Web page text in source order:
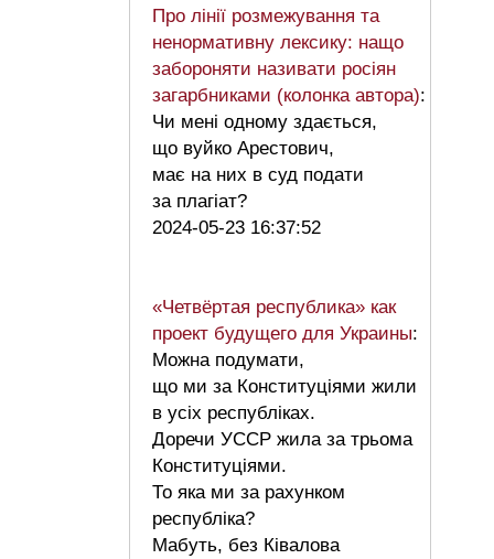
Про лінії розмежування та
ненормативну лексику: нащо
забороняти називати росіян
загарбниками (колонка автора):
Чи мені одному здається,
що вуйко Арестович,
має на них в суд подати
за плагіат?
2024-05-23 16:37:52
«Четвёртая республика» как
проект будущего для Украины:
Можна подумати,
що ми за Конституціями жили
в усіх республіках.
Доречи УССР жила за трьома
Конституціями.
То яка ми за рахунком
республіка?
Мабуть, без Ківалова